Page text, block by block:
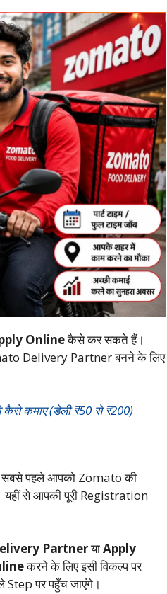
Onlineकैसे कर सकते हैं।
Delivery Partner बनने के लिए
कमाए (डेली ₹50 से ₹200)
सबसे पहले आपको Zomato की
से आपकी पूरी Registration
PartnerयाApply
करने के लिए इसी विकल्प पर
पर पहुँच जाएंगे।